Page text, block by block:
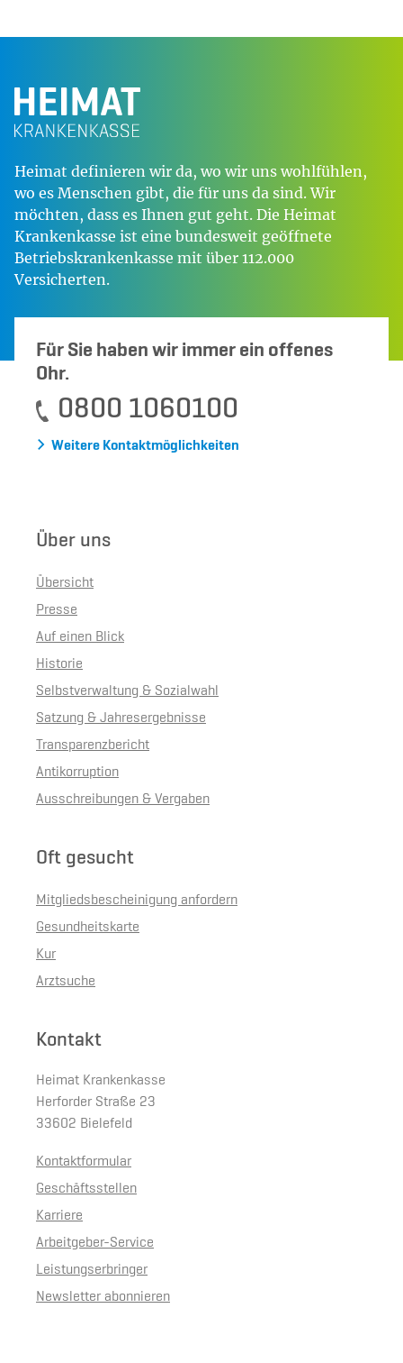
Heimat definieren wir da, wo wir uns wohlfühlen,
wo es Menschen gibt, die für uns da sind. Wir
möchten, dass es Ihnen gut geht. Die Heimat
Krankenkasse ist eine bundesweit geöffnete
Betriebskrankenkasse mit über 112.000
Versicherten.
Für Sie haben wir immer ein offenes
Ohr.
0800 1060100
Weitere Kontaktmöglichkeiten
Über uns
Übersicht
Presse
Auf einen Blick
Historie
Selbstverwaltung & Sozialwahl
Satzung & Jahresergebnisse
Transparenzbericht
Antikorruption
Ausschreibungen & Vergaben
Oft gesucht
Mitgliedsbescheinigung anfordern
Gesundheitskarte
Kur
Arztsuche
Kontakt
Heimat Krankenkasse
Herforder Straße 23
33602 Bielefeld
Kontaktformular
Geschäftsstellen
Karriere
Arbeitgeber-Service
Leistungserbringer
Newsletter abonnieren